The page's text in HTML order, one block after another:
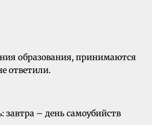
образования, принимаются
ответили.
– день самоубийств